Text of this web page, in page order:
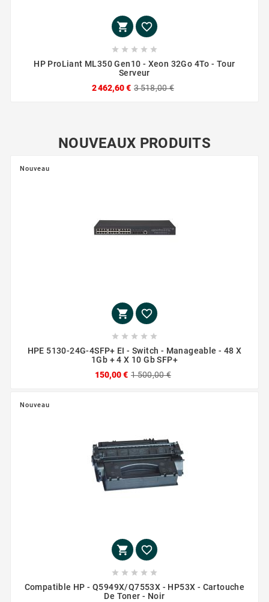
 
    
HP ProLiant ML350 Gen10 - Xeon 32Go 4To - Tour
Serveur
2 462,60 € 3 518,00 €
NOUVEAUX PRODUITS
Nouveau
 
    
HPE 5130-24G-4SFP+ EI - Switch - Manageable - 48 X
1Gb + 4 X 10 Gb SFP+
150,00 € 1 500,00 €
Nouveau
 
    
Compatible HP - Q5949X/Q7553X - HP53X - Cartouche
De Toner - Noir